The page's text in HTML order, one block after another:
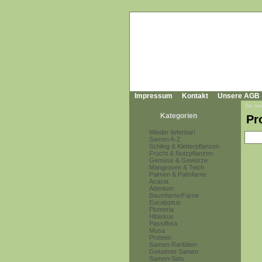
Impressum Kontakt Unsere AGB
Kategorien
Wieder lieferbar!
Samen A-Z
Schling & Kletterpflanzen
Frucht & Nutzpflanzen
Gemüse & Gewürze
Mangroven & Teich
Palmen & Palmfarne
Acacia
Adenium
Baumfarne/Farne
Eucalyptus
Plumeria
Hibiskus
Passiflora
Musa
Proteen
Samen-Raritäten
Gekeimte Samen
Samen-Sets
Sie